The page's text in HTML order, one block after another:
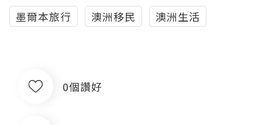
墨爾本旅行
澳洲移民 澳洲生活
0個讚好